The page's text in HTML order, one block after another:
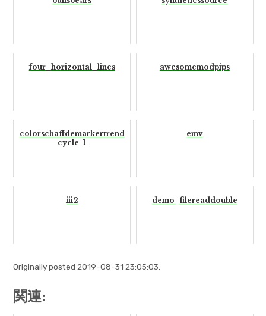
four_horizontal_lines awesomemodpips
colorschaffdemarkertrend
cycle-1
emv
iii2 demo_filereaddouble
Originally posted 2019-08-31 23:05:03.
関連: